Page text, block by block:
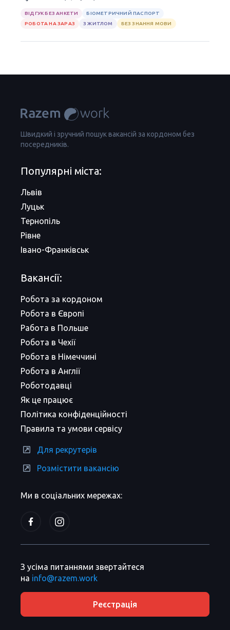
ВІДГУК БЕЗ АНКЕТИ
БІОМЕТРИЧНИЙ ПАСПОРТ
РОБОТА НА ЗАРАЗ
З ЖИТЛОМ БЕЗ ЗНАННЯ МОВИ
Швидкий і зручний пошук вакансій за кордоном без
посередників.
Ми в соціальних мережах:
Популярні міста:
Львів
Луцьк
Тернопіль
Рівне
Івано-Франківськ
Вакансії:
Робота за кордоном
Робота в Європі
Работа в Польше
Робота в Чехії
Робота в Німеччині
Робота в Англії
Роботодавці
Як це працює
Політика конфіденційності
Правила та умови сервісу
Для рекрутерів
Розмістити вакансію
З усіма питаннями звертайтеся
на info@razem.work
Реєстрація